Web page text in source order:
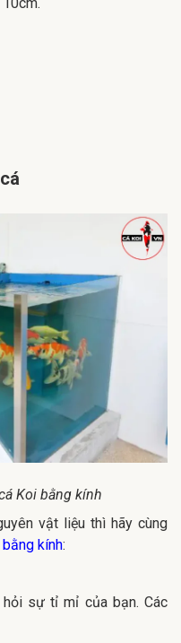
Koi bằng kính
vật liệu thì hãy cùng
kính:
sự tỉ mỉ của bạn. Các